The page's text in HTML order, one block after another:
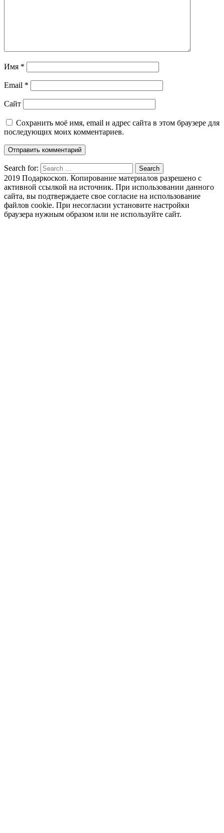
Имя *
Email *
Сайт
Сохранить моё имя, email и адрес сайта в этом браузере для
последующих моих комментариев.
Search for: Search
2019 Подаркоскоп. Копирование материалов разрешено с
активной ссылкой на источник. При использовании данного
сайта, вы подтверждаете свое согласие на использование
файлов cookie. При несогласии установите настройки
браузера нужным образом или не используйте сайт.